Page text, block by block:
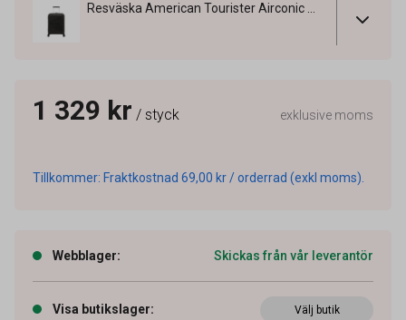
Resväska American Tourister Airconic Spinner 55/20 Svart
1 329 kr / styck exklusive moms
Tillkommer: Fraktkostnad 69,00 kr / orderrad (exkl moms).
Webblager: Skickas från vår leverantör
Visa butikslager: Välj butik